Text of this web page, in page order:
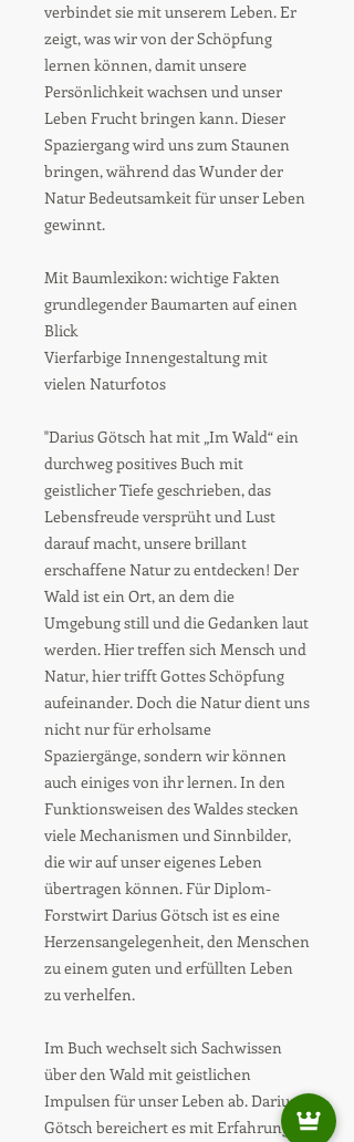
verbindet sie mit unserem Leben. Er
zeigt, was wir von der Schöpfung
lernen können, damit unsere
Persönlichkeit wachsen und unser
Leben Frucht bringen kann. Dieser
Spaziergang wird uns zum Staunen
bringen, während das Wunder der
Natur Bedeutsamkeit für unser Leben
gewinnt.
Mit Baumlexikon: wichtige Fakten
grundlegender Baumarten auf einen
Blick
Vierfarbige Innengestaltung mit
vielen Naturfotos
"Darius Götsch hat mit „Im Wald“ ein
durchweg positives Buch mit
geistlicher Tiefe geschrieben, das
Lebensfreude versprüht und Lust
darauf macht, unsere brillant
erschaffene Natur zu entdecken! Der
Wald ist ein Ort, an dem die
Umgebung still und die Gedanken laut
werden. Hier treffen sich Mensch und
Natur, hier trifft Gottes Schöpfung
aufeinander. Doch die Natur dient uns
nicht nur für erholsame
Spaziergänge, sondern wir können
auch einiges von ihr lernen. In den
Funktionsweisen des Waldes stecken
viele Mechanismen und Sinnbilder,
die wir auf unser eigenes Leben
übertragen können. Für Diplom-
Forstwirt Darius Götsch ist es eine
Herzensangelegenheit, den Menschen
zu einem guten und erfüllten Leben
zu verhelfen.
Im Buch wechselt sich Sachwissen
über den Wald mit geistlichen
Impulsen für unser Leben ab. Darius
Götsch bereichert es mit Erfahrungen